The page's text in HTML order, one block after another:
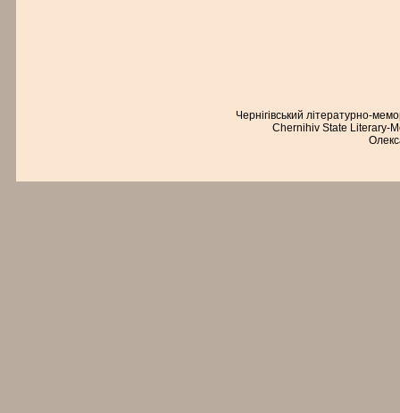
Чернігівський літературно-
Chernihiv State Literary-